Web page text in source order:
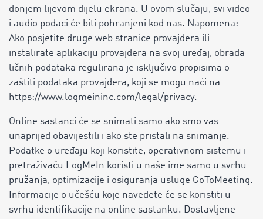
donjem lijevom dijelu ekrana. U ovom slučaju, svi video
i audio podaci će biti pohranjeni kod nas. Napomena:
Ako posjetite druge web stranice provajdera ili
instalirate aplikaciju provajdera na svoj uređaj, obrada
ličnih podataka regulirana je isključivo propisima o
zaštiti podataka provajdera, koji se mogu naći na
https://www.logmeininc.com/legal/privacy.
Online sastanci će se snimati samo ako smo vas
unaprijed obavijestili i ako ste pristali na snimanje.
Podatke o uređaju koji koristite, operativnom sistemu i
pretraživaču LogMeIn koristi u naše ime samo u svrhu
pružanja, optimizacije i osiguranja usluge GoToMeeting.
Informacije o učešću koje navedete će se koristiti u
svrhu identifikacije na online sastanku. Dostavljene